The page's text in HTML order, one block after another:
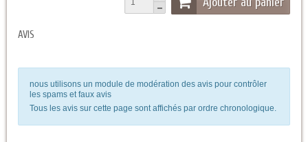
AVIS
nous utilisons un module de modération des avis pour contrôler
les spams et faux avis
Tous les avis sur cette page sont affichés par ordre chronologique.